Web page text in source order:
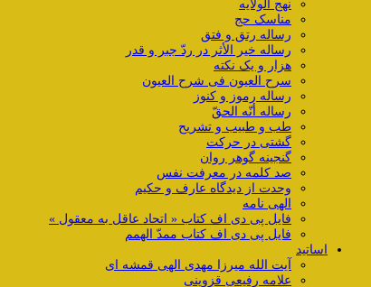
نهج الولایه
مناسک حج
رساله رتق و فتق
رساله خیر الأثر در ردّ جبر و قدر
هزار و یک نکته
سرح العیون فی شرح العیون
رساله رموز و کنوز
رساله أنّه الحقّ
طب و طبیب و تشریح
گشتی در حرکت
گنجینه گوهر روان
صد کلمه در معرفت نفس
وحدت از دیدگاه عارف و حکیم
الهی نامه
فایل پی دی اف کتاب « اتحاد عاقل به معقول »
فایل پی دی اف کتاب ممدّ الهمم
اساتید
آیت الله میرزا مهدی الهی قمشه ای
علامه رفیعی قزوینی